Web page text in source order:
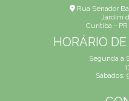
Rua Senador
Jardim
Curitiba - PR
HORÁRIO
Segunda a
Sábados: